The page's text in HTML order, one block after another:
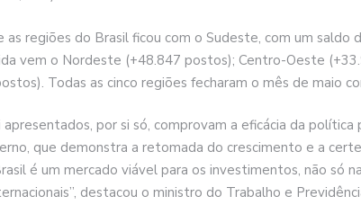
as regiões do Brasil ficou com o Sudeste, com um saldo
vem o Nordeste (+48.847 postos); Centro-Oeste
Todas as cinco regiões fecharam o mês de maio
apresentados, por si só, comprovam a eficácia da
que demonstra a retomada do crescimento e a
é um mercado viável para os investimentos, não só
destacou o ministro do Trabalho e